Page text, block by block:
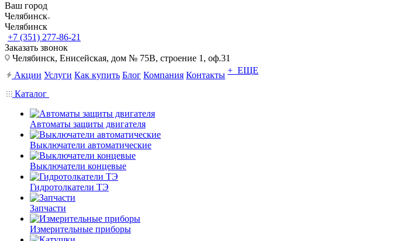
Ваш город
Челябинск
Челябинск
+7 (351) 277-86-21
Заказать звонок
Челябинск, Енисейская, дом № 75В, строение 1, оф.31
Акции Услуги Как купить Блог Компания Контакты + ЕЩЕ
Каталог
Автоматы защиты двигателя
Выключатели автоматические
Выключатели концевые
Гидротолкатели ТЭ
Запчасти
Измерительные приборы